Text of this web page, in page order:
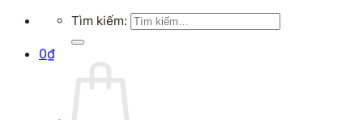
Tìm kiếm:
0₫